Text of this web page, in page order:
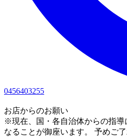
0456403255
お店からのお願い
※現在、国・各自治体からの指導
なることが御座います。 予めご